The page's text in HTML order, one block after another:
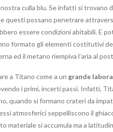
culla blu. Se infatti si
questi possano penetrare
essere condizioni abitabili. E
formato gli elementi costitutivi
ed il metano riempiva l’aria al
a Titano come a un grande
i primi, incerti passi. Infatti,
quando si formano crateri da
atmosferici seppelliscono il
materiale si accumula ma a